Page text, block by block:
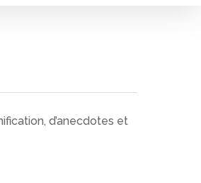
d’anecdotes et